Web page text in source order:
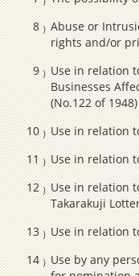
Abuse or
rights and/or
Use in relation
Businesses
(No.122 of 1948)
Use in relation
Use in relation
Use in relation
Takarakuji
Use in relation
Use by any